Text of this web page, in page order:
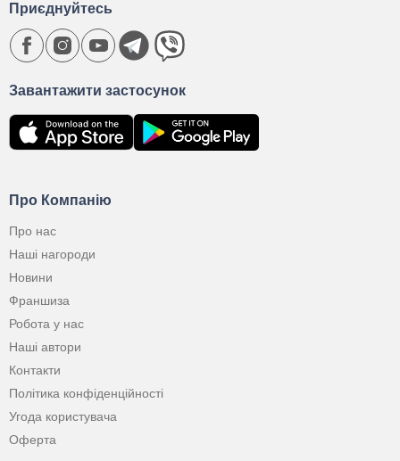
Про Компанію
Про нас
Наші нагороди
Новини
Франшиза
Робота у нас
Наші автори
Контакти
Політика конфіденційності
Угода користувача
Оферта
Завантажити застосунок
Приєднуйтесь